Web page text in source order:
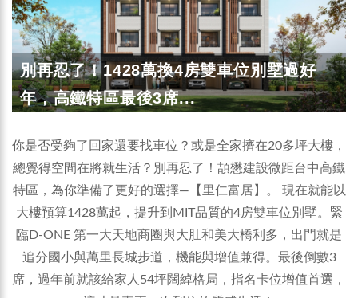
別再忍了！1428萬換4房雙車位別墅過好
年，高鐵特區最後3席...
你是否受夠了回家還要找車位？或是全家擠在20多坪大樓，
總覺得空間在將就生活？別再忍了！頡懋建設微距台中高鐵
特區，為你準備了更好的選擇—【里仁富居】。 現在就能以
大樓預算1428萬起，提升到MIT品質的4房雙車位別墅。緊
臨D-ONE 第一大天地商圈與大肚和美大橋利多，出門就是
追分國小與萬里長城步道，機能與增值兼得。最後倒數3
席，過年前就該給家人54坪闊綽格局，指名卡位增值首選，